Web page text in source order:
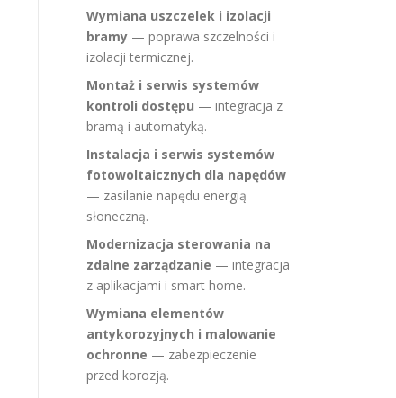
Wymiana uszczelek i izolacji
bramy — poprawa szczelności i
izolacji termicznej.
Montaż i serwis systemów
kontroli dostępu — integracja z
bramą i automatyką.
Instalacja i serwis systemów
fotowoltaicznych dla napędów
— zasilanie napędu energią
słoneczną.
Modernizacja sterowania na
zdalne zarządzanie — integracja
z aplikacjami i smart home.
Wymiana elementów
antykorozyjnych i malowanie
ochronne — zabezpieczenie
przed korozją.